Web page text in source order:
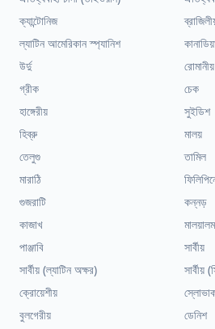
ক্যান্টোনিজ
ল্যাটিন আমেরিকান স্প্যানিশ
উর্দু
রোমানীয়
গ্রীক
চেক
হাঙ্গেরীয়
সুইডিশ
হিব্রু
মালয়
তেলুগু
তামিল
মারাঠি
গুজরাটি
কন্নড়
কাজাখ
মালয়ালম
পাঞ্জাবি
সার্বীয়
সার্বীয় (ল্যাটিন অক্ষর)
সার্বীয়
ক্রোয়েশীয়
বুলগেরীয়
ডেনিশ